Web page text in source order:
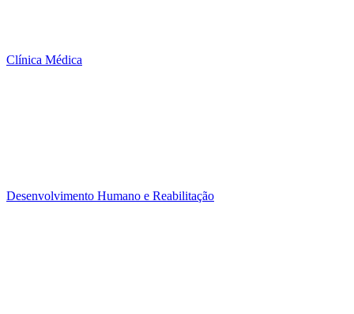
Clínica Médica
Desenvolvimento Humano e Reabilitação